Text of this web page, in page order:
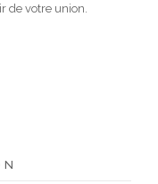
de votre union.